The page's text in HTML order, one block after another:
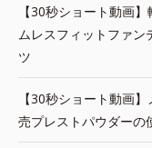
【30秒ショート動画
ムレスフィットファン
ツ
【30秒ショート動画
売プレストパウダーの